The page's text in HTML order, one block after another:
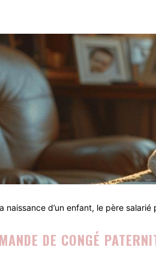
naissance d’un enfant, le père
DE CONGÉ